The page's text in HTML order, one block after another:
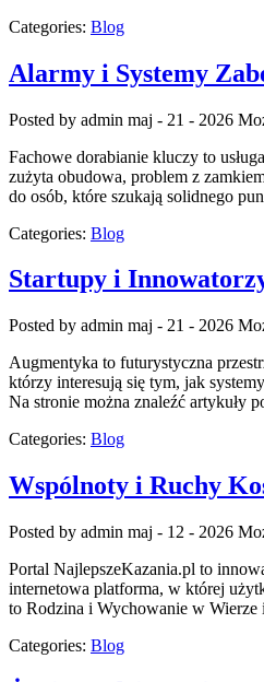
Categories: Blog
Alarmy i Systemy
Posted by admin maj - 21 - 2026
Fachowe dorabianie kluczy to
zużyta obudowa, problem z
do osób, które szukają solidnego
Categories: Blog
Startupy i
Posted by admin maj - 21 - 2026
Augmentyka to futurystyczna
którzy interesują się tym, jak
Na stronie można znaleźć artykuły
Categories: Blog
Wspólnoty i Ruchy
Posted by admin maj - 12 - 2026
Portal NajlepszeKazania.pl to
internetowa platforma, w której
to Rodzina i Wychowanie w
Categories: Blog